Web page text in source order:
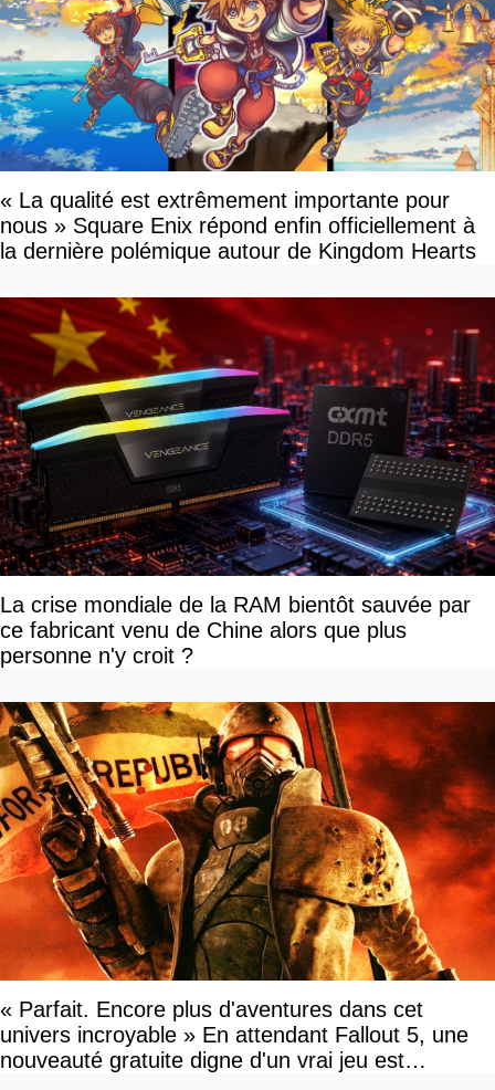
« La qualité est extrêmement importante pour
nous » Square Enix répond enfin officiellement à
la dernière polémique autour de Kingdom Hearts
La crise mondiale de la RAM bientôt sauvée par
ce fabricant venu de Chine alors que plus
personne n'y croit ?
« Parfait. Encore plus d'aventures dans cet
univers incroyable » En attendant Fallout 5, une
nouveauté gratuite digne d'un vrai jeu est